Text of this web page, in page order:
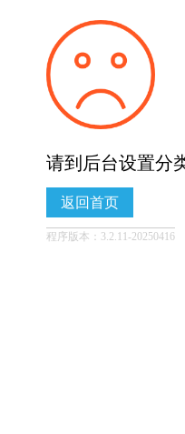
请到后台设置分
返回首页
程序版本：3.2.11-20250416